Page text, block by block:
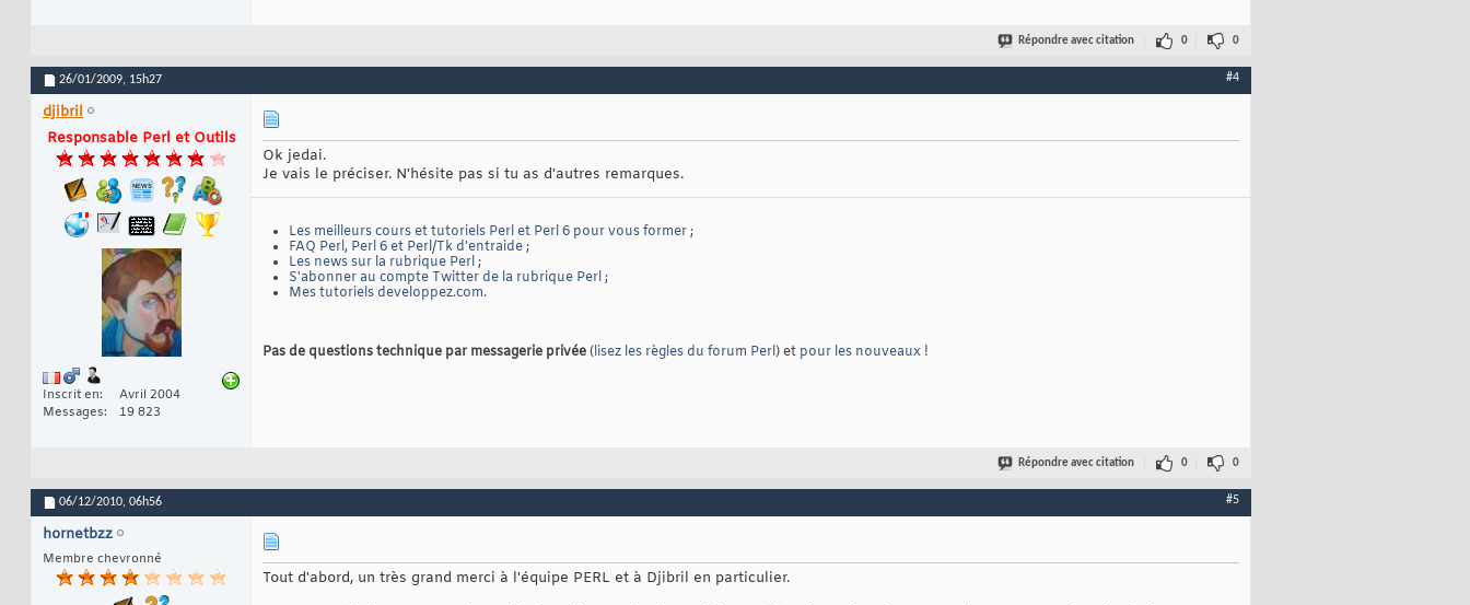
Répondre avec citation 0 0
26/01/2009, 15h27 #4
djibril
Responsable Perl et Outils
Inscrit en
Avril 2004
Messages
19 823
Ok jedai.
Je vais le préciser. N'hésite pas si tu as d'autres remarques.
Les meilleurs cours et tutoriels Perl et Perl 6 pour vous former;
FAQ Perl, Perl 6 et Perl/Tk d'entraide;
Les news sur la rubrique Perl;
S'abonner au compte Twitter de la rubrique Perl;
Mes tutoriels developpez.com.
Pas de questions technique par messagerie privée(lisez les règles du forum Perl) et pour les nouveaux !
Répondre avec citation 0 0
06/12/2010, 06h56 #5
hornetbzz
Membre chevronné
Tout d'abord, un très grand merci à l'équipe PERL et à Djibril en particulier.